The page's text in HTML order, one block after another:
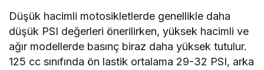
Düşük hacimli motosikletlerde genellikle daha
düşük PSI değerleri önerilirken, yüksek hacimli ve
ağır modellerde basınç biraz daha yüksek tutulur.
125 cc sınıfında ön lastik ortalama 29-32 PSI, arka